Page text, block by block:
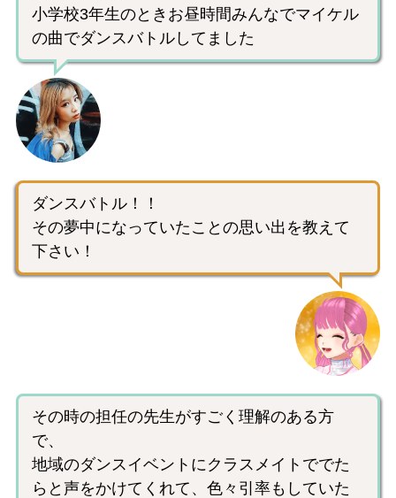
小学校3年生のときお昼時間みんなでマイケル
の曲でダンスバトルしてました
ダンスバトル！！
その夢中になっていたことの思い出を教えて
下さい！
その時の担任の先生がすごく理解のある方
で、
地域のダンスイベントにクラスメイトででた
らと声をかけてくれて、色々引率もしていた